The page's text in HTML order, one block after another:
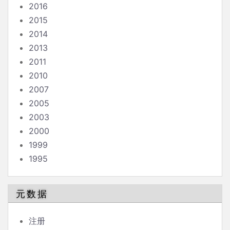
2016
2015
2014
2013
2011
2010
2007
2005
2003
2000
1999
1995
元数据
注册